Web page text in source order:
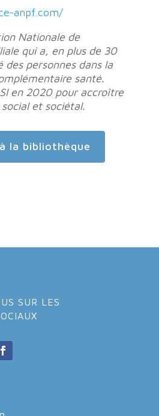
anpf.com/
Nationale de
qui a, en plus de 30
des personnes dans la
santé.
en 2020 pour accroître
et sociétal.
la bibliothèque
SUR LES